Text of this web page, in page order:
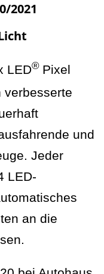
2021
LED® Pixel
verbesserte
und
Jeder
LED-
an die